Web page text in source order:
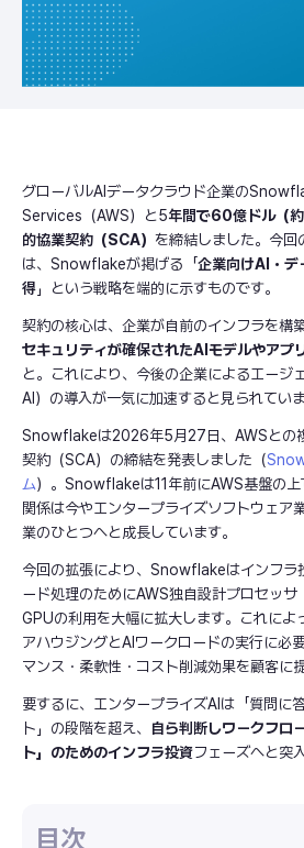
グローバルAIデータクラウド企業の
Services（AWS）と5年間で60億ドル（
的協業契約（SCA） を締結しました。今回
は、Snowflakeが掲げる「企業向けAI・デ
得」という戦略を端的に示すものです。
契約の核心は、企業が自前のインフラを構
セキュリティが確保されたAIモデルやアプ
と。これにより、今後の企業によるエー
AI）の導入が一気に加速すると見られていま
Snowflakeは2026年5月27日、AWSとの
契約（SCA）の締結を発表しました（
ム）。Snowflakeは11年前にAWS基盤の上
関係は今やエンタープライズソフトウェア
業のひとつへと成長しています。
今回の拡張により、Snowflakeはインフラ
ード処理のためにAWS独自設計プロセッサ
GPUの利用を大幅に拡大します。これによ
アハウジングとAIワークロードの実行に必
マンス・柔軟性・コスト削減効果を顧客に
要するに、エンタープライズAIは「質問に
ト」の段階を超え、
自ら判断しワークフロ
ト」のためのインフラ投資フェーズへと突